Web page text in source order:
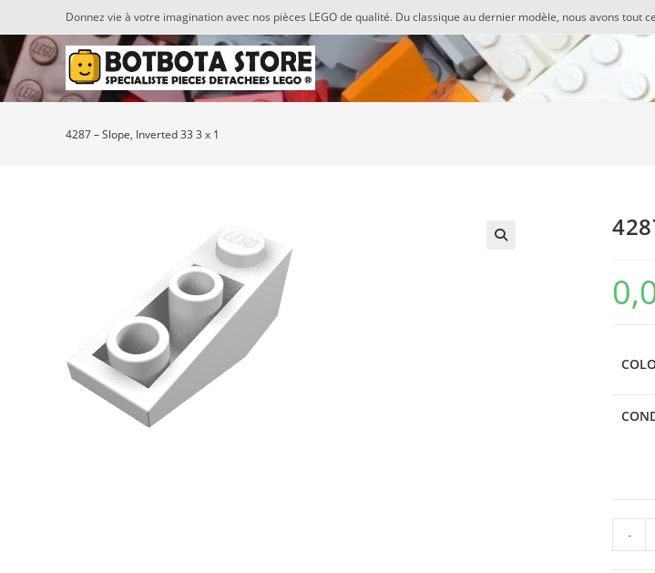
to
content
Donnez vie à votre imagination avec nos pièces LEGO de qualité. Du classique au dernier modèle, nous avons tout
4287 – Slope, Inverted 33 3 x 1
de
-